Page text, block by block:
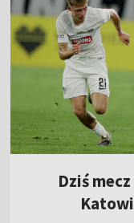
Dziś